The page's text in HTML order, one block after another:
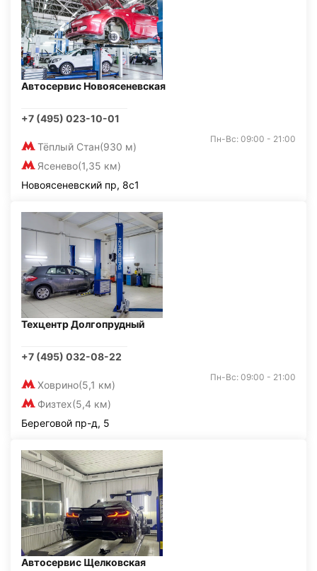
Автосервис Новоясеневская
+7 (495) 023-10-01
Тёплый Стан(930 м)
Ясенево(1,35 км)
Пн-Вс: 09:00 - 21:00
Новоясеневский пр, 8с1
Техцентр Долгопрудный
+7 (495) 032-08-22
Ховрино(5,1 км)
Физтех(5,4 км)
Пн-Вс: 09:00 - 21:00
Береговой пр-д, 5
Автосервис Щелковская